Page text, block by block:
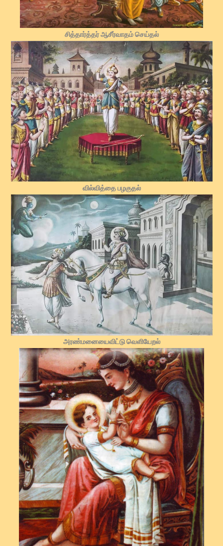
சித்தார்த்தர் ஆசீர்வாதம் செய்தல்
வில்வித்தை பழகுதல்
அரண்மனையைவிட்டு வெளியேறல்